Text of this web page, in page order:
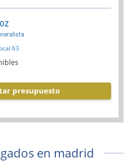
63
presupuesto
en madrid